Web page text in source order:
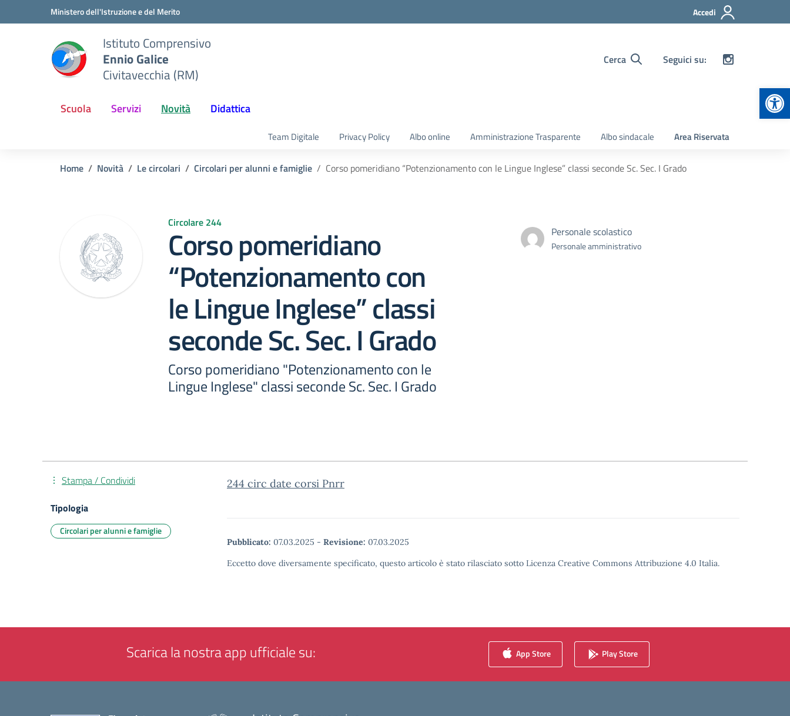
Vai ai contenuti
Vai al menu di navigazioneMinistero dell'Istruzione e del Merito Accedi
Istituto Comprensivo
Ennio Galice
Civitavecchia (RM)
Cerca Seguici su:
Scuola Servizi Novità Didattica
Team Digitale Privacy Policy Albo online Amministrazione Trasparente Albo sindacale Area Riservata
Home Novità Le circolari Circolari per alunni e famiglie Corso pomeridiano “Potenzionamento con le Lingue Inglese” classi seconde Sc. Sec. I Grado
Circolare 244
Corso pomeridiano
“Potenzionamento con
le Lingue Inglese” classi
seconde Sc. Sec. I Grado
Corso pomeridiano "Potenzionamento con le
Lingue Inglese" classi seconde Sc. Sec. I Grado
Personale scolastico
Personale amministrativo
244 circ date corsi Pnrr
Pubblicato: 07.03.2025 - Revisione: 07.03.2025
Eccetto dove diversamente specificato, questo articolo è stato rilasciato sotto Licenza Creative Commons Attribuzione 4.0 Italia.
Stampa / Condividi
Tipologia
Circolari per alunni e famiglie
Scarica la nostra app ufficiale su: App Store Play Store